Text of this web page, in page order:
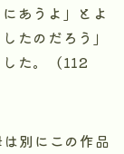
あうよ」とよ
たのだろう」
た。（112
は別にこの作品